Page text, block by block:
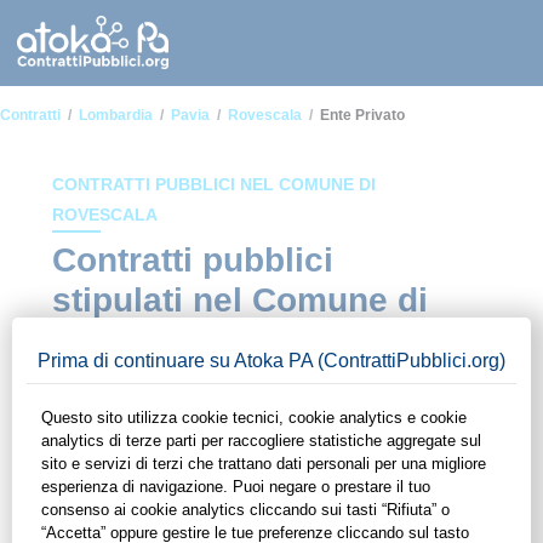
Contratti Lombardia Pavia Rovescala Ente Privato
CONTRATTI PUBBLICI NEL COMUNE DI
ROVESCALA
Contratti pubblici
stipulati nel Comune di
Ente privato
In questa sezione del sito di ContrattiPubblici.org potrai avere
ad alcuni dei contratti presenti nella piattaforma stipulati
all'interno del Comune di Rovescala in ambito Ente privato.
Grazie alle funzionalità di ContrattiPubblici.org potrai
monitorare la scadenza dei contratti pubblici di tuo interesse e
programmare la tua attività commerciale con le Pubbliche